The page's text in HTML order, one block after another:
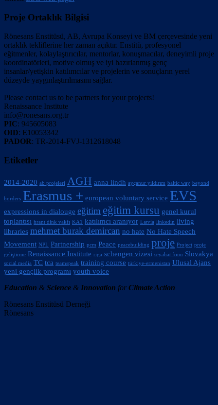
Proje Ortaklık Bilgisi
Rönesans Enstitüsü, AB, Avrupa Konseyi ve BM çerçevesinde yeni
ortaklık tekliflerine her zaman açıktır. Enstitü, profesyonel
eğitmenler, kolaylaştırıcılar, mentorlar, konuşmacılar, deneyimli proje
koordinatörleri, motive olmuş ve iyi hazırlanmış genç
insanlar/yetişkin katılımcılar ve projelerin ve sonuçların yerel
düzeyde yaygınlaştırılmasını sağlar.
Please contact us to be partners for your projects!
Renaissance Institute
info@ronesans.org.tr
PIC: 945605083
OID: E10053342
PADOR: TR-2014-FVJ-1312618048
Etiketler
2014-2020 ab projeleri AGH anna lindh ayçanur yıldırım baltic way beyond
borders Erasmus + european voluntary service EVS
expressions in dialouge eğitim eğitim kursu genel kurul
toplantısı hrant dink vakfı KA1 katılımcı aranıyor Latvia linkedin living
libraries mehmet burak demircan no hate No Hate Speech
Movement NPL Partnership pcm Peace peacebuilding proje Project proje
geliştirme Renaissance Institute riga schengen vizesi seyahat fonu Slovakya
social media TC tca teamspeak training course türkiye-ermenistan Ulusal Ajans
yeni gençlik programı youth voice
Education & Science & Innovation for Climate Action
Rönesans Enstitüsü Derneği
Rönesans